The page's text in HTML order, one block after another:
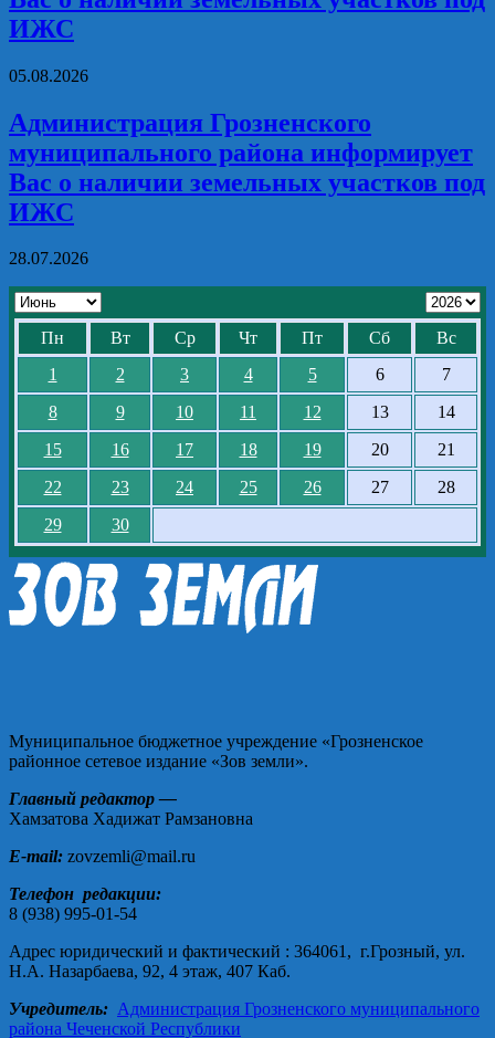
ИЖС
05.08.2026
Администрация Грозненского
муниципального района информирует
Вас о наличии земельных участков под
ИЖС
28.07.2026
Пн Вт Ср Чт Пт Сб
Вс
1
2 3 4 5 6
7
8
9 10 11 12 13
14
15
16 17 18 19 20
21
22
23 24 25 26 27
28
29
30
Муниципальное бюджетное учреждение «Грозненское
районное сетевое издание «Зов земли».
Главный редактор —
Хамзатова Хадижат Рамзановна
E-mail: zovzemli@mail.ru
Телефон редакции:
8 (938) 995-01-54
Адрес юридический и фактический : 364061, г.Грозный, ул.
Н.А. Назарбаева, 92, 4 этаж, 407 Каб.
Учредитель: Администрация Грозненского муниципального
района Чеченской Республики